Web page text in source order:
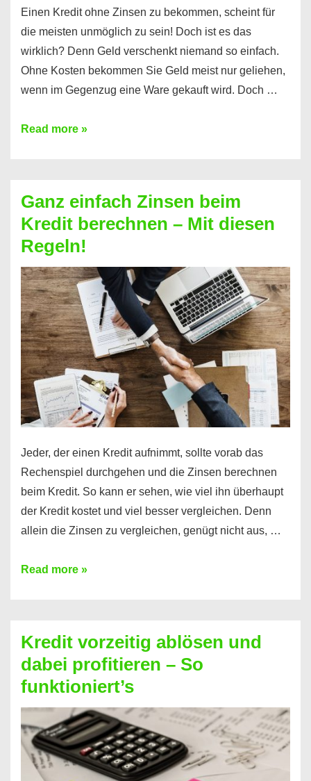
Einen Kredit ohne Zinsen zu bekommen, scheint für
die meisten unmöglich zu sein! Doch ist es das
wirklich? Denn Geld verschenkt niemand so einfach.
Ohne Kosten bekommen Sie Geld meist nur geliehen,
wenn im Gegenzug eine Ware gekauft wird. Doch …
Einen
bekommen?
So
ist
es
möglich!
Read more »
Ganz einfach Zinsen beim
Kredit berechnen – Mit diesen
Regeln!
Jeder, der einen Kredit aufnimmt, sollte vorab das
Rechenspiel durchgehen und die Zinsen berechnen
beim Kredit. So kann er sehen, wie viel ihn überhaupt
der Kredit kostet und viel besser vergleichen. Denn
allein die Zinsen zu vergleichen, genügt nicht aus, …
Ganz
Kredit
berechnen
–
Mit
diesen
Regeln!
Read more »
Kredit vorzeitig ablösen und
dabei profitieren – So
funktioniert’s